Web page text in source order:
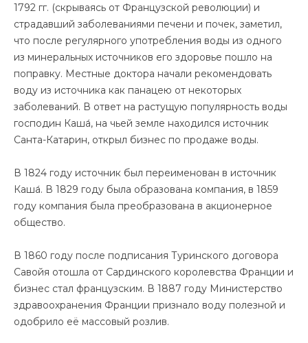
1792 гг. (скрываясь от Французской революции) и
страдавший заболеваниями печени и почек, заметил,
что после регулярного употребления воды из одного
из минеральных источников его здоровье пошло на
поправку. Местные доктора начали рекомендовать
воду из источника как панацею от некоторых
заболеваний. В ответ на растущую популярность воды
господин Каша́, на чьей земле находился источник
Санта-Катарин, открыл бизнес по продаже воды.
В 1824 году источник был переименован в источник
Каша́. В 1829 году была образована компания, в 1859
году компания была преобразована в акционерное
общество.
В 1860 году после подписания Туринского договора
Савойя отошла от Сардинского королевства Франции и
бизнес стал французским. В 1887 году Министерство
здравоохранения Франции признало воду полезной и
одобрило её массовый розлив.